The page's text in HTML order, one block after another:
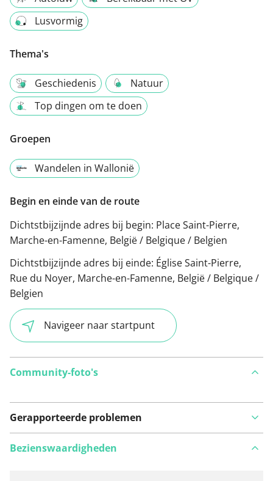
Lusvormig
Thema's
Geschiedenis
Natuur
Top dingen om te doen
Groepen
Wandelen in Wallonië
Begin en einde van de route
Dichtstbijzijnde adres bij begin: Place Saint-Pierre,
Marche-en-Famenne, België / Belgique / Belgien
Dichtstbijzijnde adres bij einde: Église Saint-Pierre,
Rue du Noyer, Marche-en-Famenne, België / Belgique /
Belgien
Navigeer naar startpunt
Community-foto's
Gerapporteerde problemen
Bezienswaardigheden